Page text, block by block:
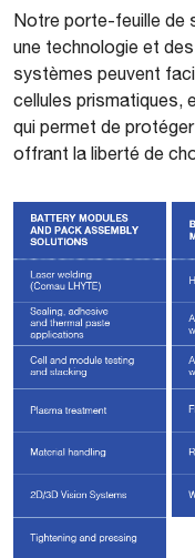
Notre porte-feuille de
une technologie et
systèmes peuvent
cellules prismatiques,
qui permet de
offrant la liberté de